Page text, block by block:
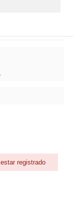
registrado